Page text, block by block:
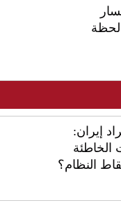
إيران:
النظام؟